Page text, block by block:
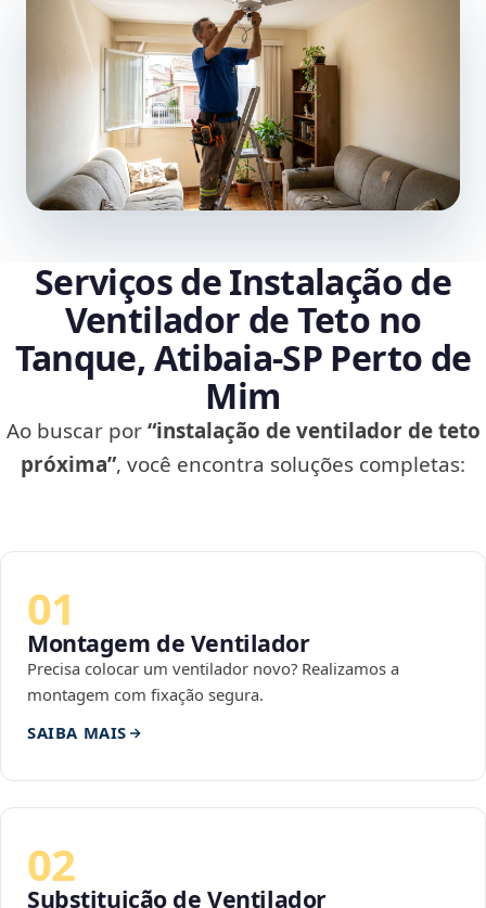
Serviços de Instalação de
Ventilador de Teto no
Tanque, Atibaia‑SP Perto de
Mim
Ao buscar por“instalação de ventilador de teto
próxima”, você encontra soluções completas:
01
Montagem de Ventilador
Precisa colocar um ventilador novo? Realizamos a
montagem com fixação segura.
SAIBA MAIS
02
Substituição de Ventilador